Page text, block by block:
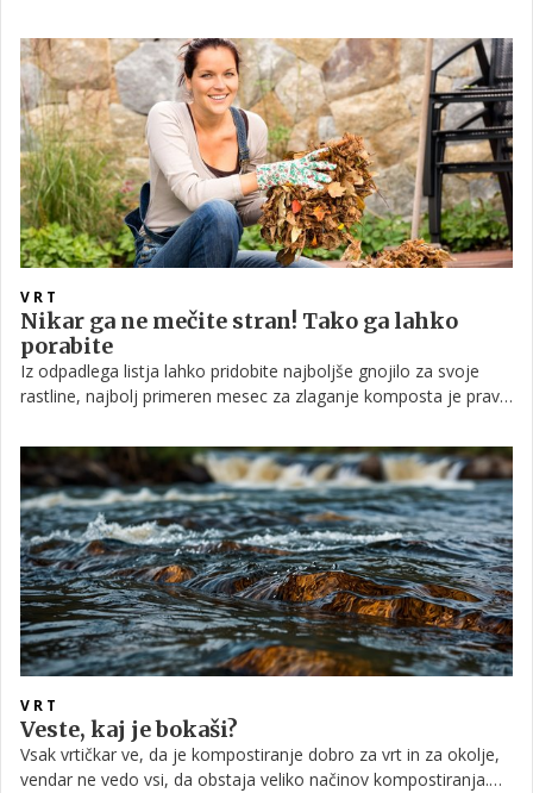
nastali v gospodinjstvih. Snaga Maribor je tako pred kratkim
uvedla svetovalni nadzor, v okviru katerega so pregledali
zabojnike za odpadke.
VRT
Nikar ga ne mečite stran! Tako ga lahko
porabite
Iz odpadlega listja lahko pridobite najboljše gnojilo za svoje
rastline, najbolj primeren mesec za zlaganje komposta je prav
za zastirko.
VRT
Veste, kaj je bokaši?
Vsak vrtičkar ve, da je kompostiranje dobro za vrt in za okolje,
vendar ne vedo vsi, da obstaja veliko načinov kompostiranja.